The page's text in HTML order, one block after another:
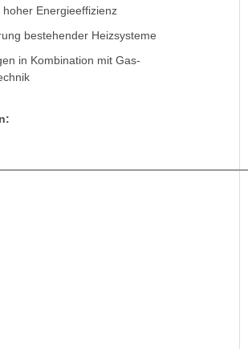
hoher Energieeffizienz
bestehender Heizsysteme
in Kombination mit Gas-